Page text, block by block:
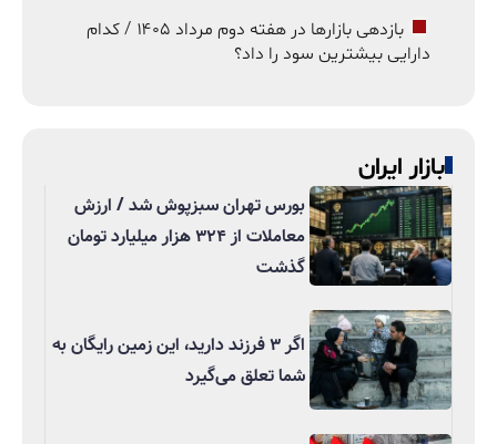
بازدهی بازارها در هفته دوم مرداد ۱۴۰۵ / کدام
دارایی بیشترین سود را داد؟
بازار ایران
بورس تهران سبزپوش شد / ارزش
معاملات از ۳۲۴ هزار میلیارد تومان
گذشت
اگر ۳ فرزند دارید، این زمین رایگان به
شما تعلق می‌گیرد